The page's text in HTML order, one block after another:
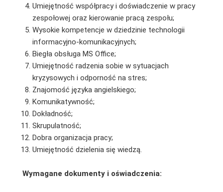
Umiejętność współpracy i doświadczenie w pracy
zespołowej oraz kierowanie pracą zespołu;
Wysokie kompetencje w dziedzinie technologii
informacyjno-komunikacyjnych;
Biegła obsługa MS Office;
Umiejętność radzenia sobie w sytuacjach
kryzysowych i odporność na stres;
Znajomość języka angielskiego;
Komunikatywność;
Dokładność;
Skrupulatność;
Dobra organizacja pracy;
Umiejętność dzielenia się wiedzą.
Wymagane dokumenty i oświadczenia: